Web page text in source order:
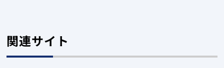
関連サイト